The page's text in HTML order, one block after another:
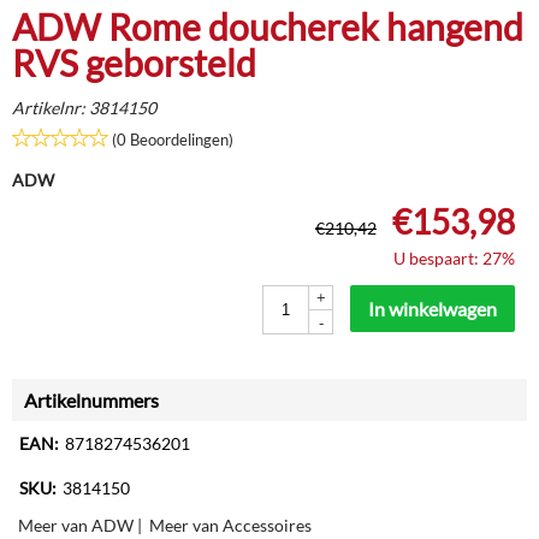
ADW Rome doucherek hangend
RVS geborsteld
Artikelnr: 3814150
(0 Beoordelingen)
ADW
€210,42 €153,98
U bespaart: 27%
+
-
In winkelwagen
Artikelnummers
EAN: 8718274536201
SKU: 3814150
Meer van ADW | Meer van Accessoires